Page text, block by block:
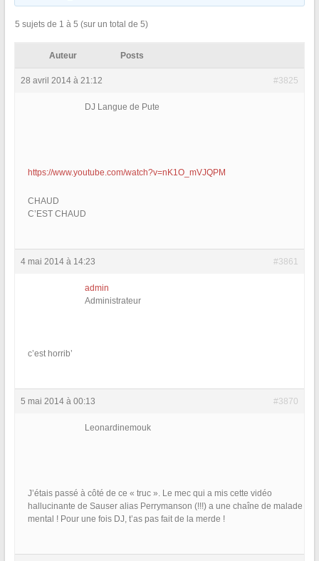
5 sujets de 1 à 5 (sur un total de 5)
Auteur Posts
28 avril 2014 à 21:12 #3825
DJ Langue de Pute
https://www.youtube.com/watch?v=nK1O_mVJQPM
CHAUD
C’EST CHAUD
4 mai 2014 à 14:23 #3861
admin
Administrateur
c’est horrib’
5 mai 2014 à 00:13 #3870
Leonardinemouk
J’étais passé à côté de ce « truc ». Le mec qui a mis cette vidéo
hallucinante de Sauser alias Perrymanson (!!!) a une chaîne de malade
mental ! Pour une fois DJ, t’as pas fait de la merde !